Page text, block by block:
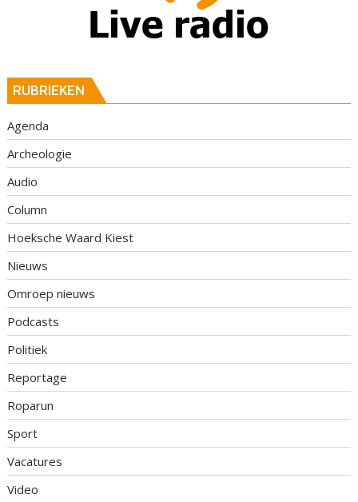
RUBRIEKEN
Agenda
Archeologie
Audio
Column
Hoeksche Waard Kiest
Nieuws
Omroep nieuws
Podcasts
Politiek
Reportage
Roparun
Sport
Vacatures
Video